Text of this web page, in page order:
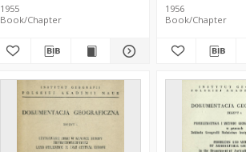
niziny, pustynie, wybrzeża i
krainy pobrzeżne) Azji (bez
ZSRR)
1955
Book/Chapter
zawartych w
zeszytach
1956
Book/Chapter